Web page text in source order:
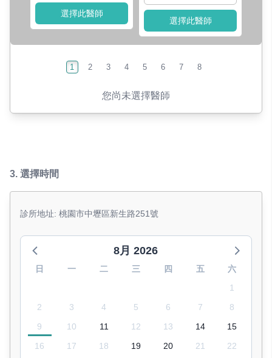
選擇此醫師
選擇此醫師
1 2 3 4 5 6 7 8
您尚未選擇醫師
3. 選擇時間
診所地址: 桃園市中壢區新生路251號
8月 2026
日 一 二 三 四 五
六
1
2
3 4 5 6 7
8
9
10 11 12 13 14
15
16
17 18 19 20 21
22